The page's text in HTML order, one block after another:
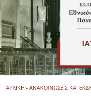
ΑΡΧΙΚΗ» ΑΝΑΚΟΙΝΩΣΕΙΣ ΚΑΙ